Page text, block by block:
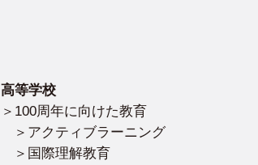
高等学校
100周年に向けた教育
アクティブラーニング
国際理解教育